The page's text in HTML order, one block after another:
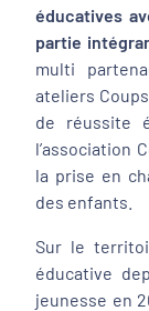
éducatives
partie
multi
ateliers
de réussite
l’association
la prise en
des enfants.
Sur le
éducative
jeunesse en